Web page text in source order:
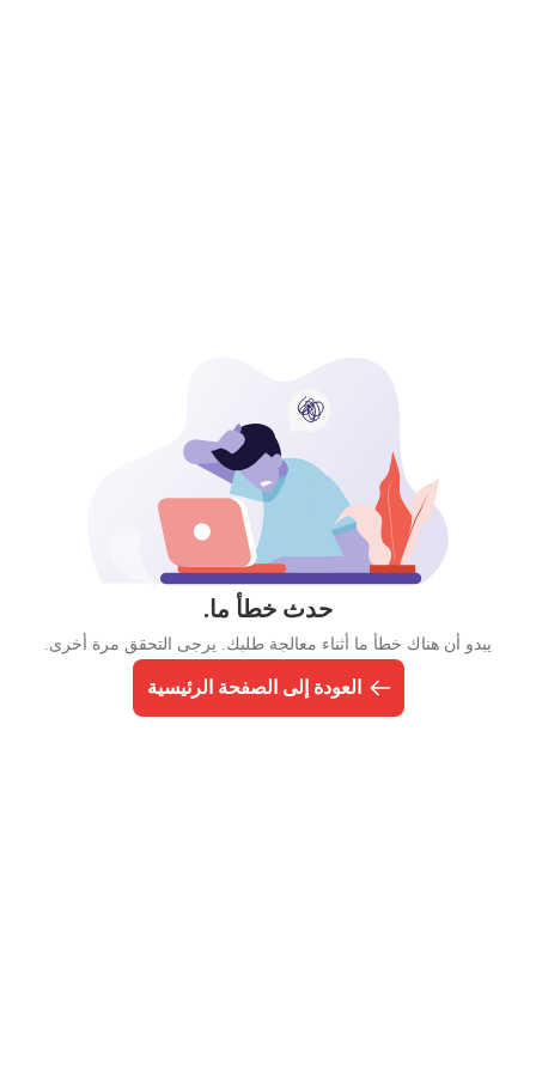
حدث خطأ ما.
يبدو أن هناك خطأ ما أثناء معالجة طلبك. يرجى التحقق مرة أخرى.
العودة إلى الصفحة الرئيسية